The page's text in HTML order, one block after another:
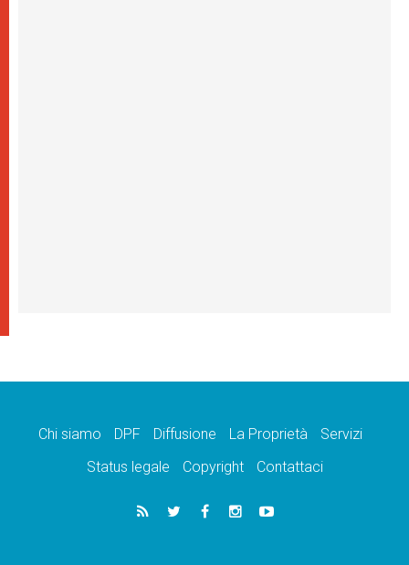
Chi siamo DPF Diffusione La Proprietà
Servizi
Status legale
Copyright Contattaci